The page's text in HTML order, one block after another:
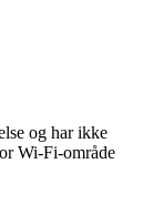
og har ikke
Wi-Fi-område